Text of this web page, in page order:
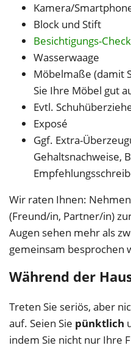
Kamera/
Block und Stift
Besichtigungs-
Wasserwaage
Möbelmaße (damit
Sie Ihre Möbel gut
Evtl.
Exposé
Ggf. Extra-
Gehaltsnachweise,
Wir raten Ihnen:
(Freund/in, Partner/in)
Augen sehen mehr als
gemeinsam besprochen
Während der
Treten Sie seriös, aber
auf. Seien Sie pünktlich
indem Sie nicht nur Ihre